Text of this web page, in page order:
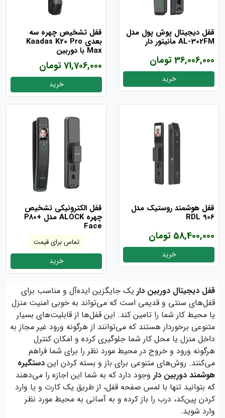
قفل دیجیتال پوش پول مدل
AL-302FM مانیتور دار
36,006,000 تومان
خرید
قفل تشخیص چهره سه
بعدی Kaadas K20 Pro
Max با دوربین
71,706,000 تومان
خرید
قفل هوشمند روستیک مدل
RDL 906
58,400,000 تومان
خرید
قفل الکترونیکی تشخیص
چهره ALOCK مدل P80+
Face
تماس برای قیمت
خرید
قفل دیجیتال دوربین‌ دار یک جایگزین ایده‌آل و مناسب برای
قفل‌های سنتی و قدیمی است که می‌تواند به خوبی امنیت منزل
یا محیط کار شما را تامین کند. این قفل‌ها از قابلیت‌های بسیار
متنوعی برخوردار هستند که می‌توانند از هرگونه ورود غیر مجاز به
داخل منزل یا محل کار شما جلوگیری کرده و امکان کنترل
هرگونه ورود و خروج در محیط مورد نظر را برای شما فراهم
می‌کنند. روش‌های متنوعی برای باز و بسته کردن این دستگیره
هوشمند دوربین دار وجود دارد که به شما این اجازه را می‌دهند
که بتوانید تنها با لمس صفحه قفل، از طریق یک کارت و یا وارد
کردن پین‌کد، درب را باز کرده و به آسانی به محیط مورد نظر
وارد شوید.